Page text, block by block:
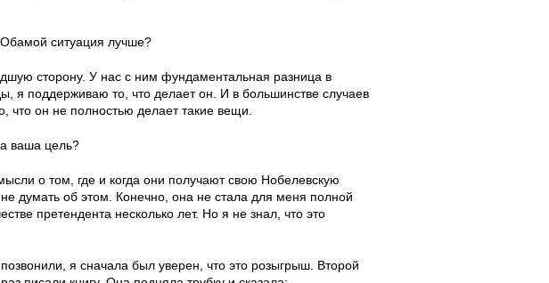
ситуация лучше?
сторону. У нас с ним фундаментальная разница в
я поддерживаю то, что делает он. И в большинстве случаев
что он не полностью делает такие вещи.
ваша цель?
о том, где и когда они получают свою Нобелевскую
думать об этом. Конечно, она не стала для меня полной
претендента несколько лет. Но я не знал, что это
я сначала был уверен, что это розыгрыш. Второй